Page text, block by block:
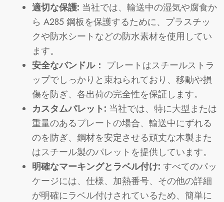
適切な保護: 当社では、輸送中の湿気や腐食か
ら A285 鋼板を保護するために、プラスチッ
クや防水シートなどの防水素材を使用してい
ます。
安全なバンドル： プレートはスチールストラ
ップでしっかりと束ねられており、移動や損
傷を防ぎ、各出荷の完全性を保証します。
カスタムパレット: 当社では、特に大型または
重量のあるプレートの場合、輸送中にずれる
のを防ぎ、鋼材を安定させる頑丈な木製また
はスチール製のパレットを提供しています。
明確なマーキングとラベル付け: すべてのパッ
ケージには、仕様、加熱番号、その他の詳細
が明確にラベル付けされているため、簡単に